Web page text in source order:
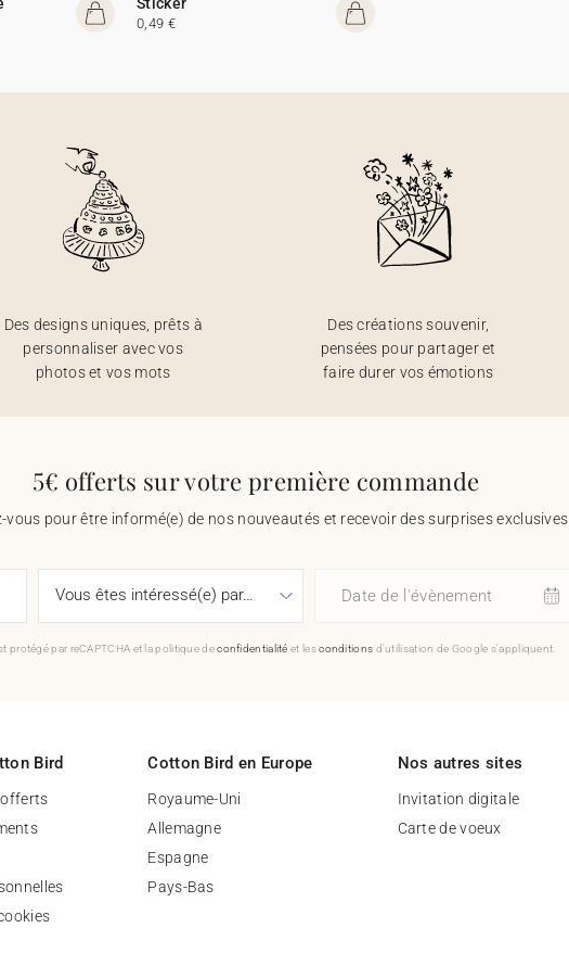
0,49 €
Des designs uniques, prêts à
personnaliser avec vos
photos et vos mots
Des créations souvenir,
pensées pour partager et
faire durer vos émotions
5€ offerts sur votre première commande
vous pour être informé(e) de nos nouveautés et recevoir des surprises exclusives.
Date de l'évènement
protégé par reCAPTCHA et la politique deconfidentialité et lesconditions d'utilisation de Google s'appliquent.
Bird Cotton Bird en Europe
Royaume-Uni
Allemagne
Espagne
Pays-Bas
Nos autres sites
Invitation digitale
Carte de voeux